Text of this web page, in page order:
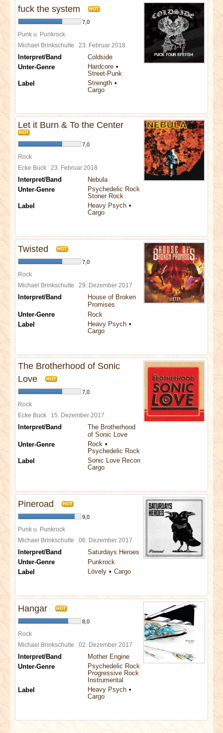
fuck the system HOT
7,0
Punk u. Punkrock
Michael Brinkschulte 23. Februar 2018
Interpret/Band
Coldside
Unter-Genre
Hardcore
Street-Punk
Label
Strength
Cargo
Let it Burn & To the Center
HOT
7,0
Rock
Ecke Buck 23. Februar 2018
Interpret/Band
Nebula
Unter-Genre
Psychedelic Rock
Stoner Rock
Label
Heavy Psych
Cargo
Twisted HOT
7,0
Rock
Michael Brinkschulte 29. Dezember 2017
Interpret/Band
House of Broken
Promises
Unter-Genre
Rock
Label
Heavy Psych
Cargo
The Brotherhood of Sonic
Love
HOT
7,0
Rock
Ecke Buck 15. Dezember 2017
Interpret/Band
The Brotherhood
of Sonic Love
Unter-Genre
Rock
Psychedelic Rock
Label
Sonic Love Records
Cargo
Pineroad HOT
9,0
Punk u. Punkrock
Michael Brinkschulte 06. Dezember 2017
Interpret/Band
Saturdays Heroes
Unter-Genre
Punkrock
Label
Lövely Cargo
Hangar HOT
8,0
Rock
Michael Brinkschulte 02. Dezember 2017
Interpret/Band
Mother Engine
Unter-Genre
Psychedelic Rock
Progressive Rock
Instrumental
Label
Heavy Psych
Cargo